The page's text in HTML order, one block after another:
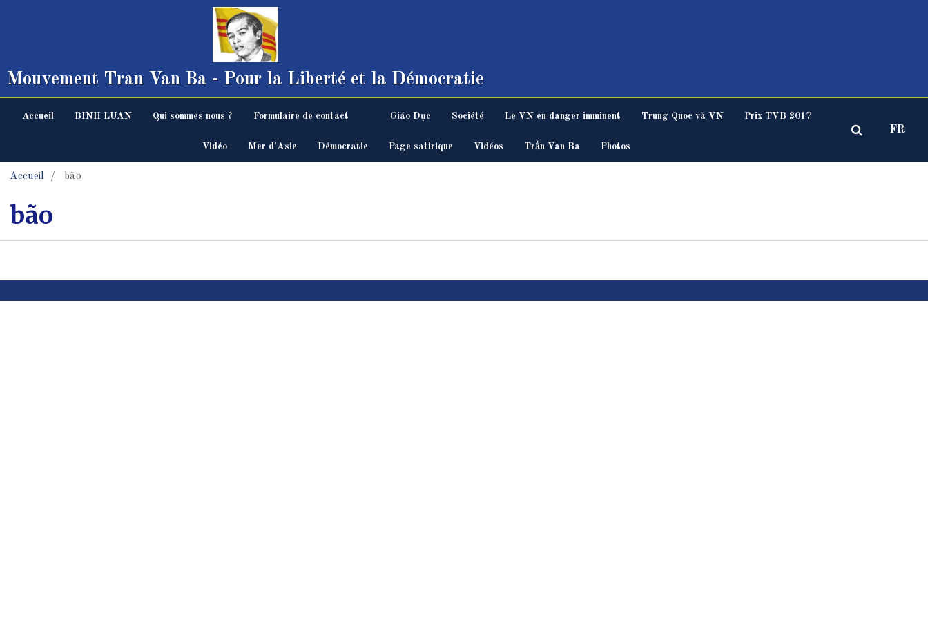
Mouvement Tran Van Ba - Pour la Liberté et la Démocratie
Accueil BINH LUAN Qui sommes nous ? Formulaire de contact Giáo Dục Société Le VN en danger imminent Trung Quoc và VN Prix TVB 2017
Vidéo Mer d'Asie Démocratie Page satirique Vidéos Trần Van Ba Photos
FR
Accueil bão
bão